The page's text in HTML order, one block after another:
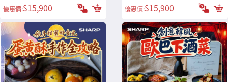
優惠價:$15,900 優惠價:$15,900